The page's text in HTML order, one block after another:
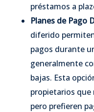
préstamos a
Planes de Pago
diferido
pagos durante
generalmente
bajas. Esta
propietarios que
pero prefieren